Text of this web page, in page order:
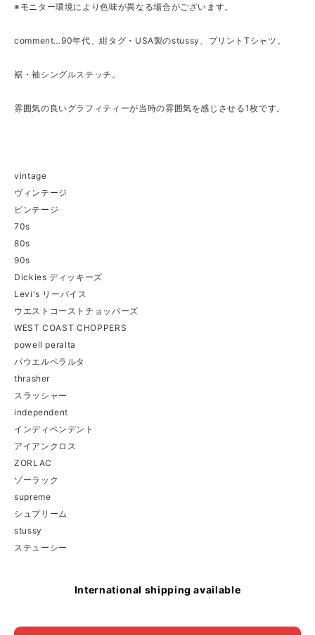
※モニター環境により色味が異なる場合がございます。
comment…90年代、紺タグ・USA製のstussy、プリントTシャツ。
裾・袖シングルステッチ。
雰囲気の良いグラフィティーが当時の雰囲気を感じさせる1枚です。
vintage
ヴィンテージ
ビンテージ
70s
80s
90s
Dickies ディッキーズ
Levi's リーバイス
ウエストコーストチョッパーズ
WEST COAST CHOPPERS
powell peralta
パウエルペラルタ
thrasher
スラッシャー
independent
インディペンデント
アイアンクロス
ZORLAC
ゾーラック
supreme
シュプリーム
stussy
ステューシー
International shipping available